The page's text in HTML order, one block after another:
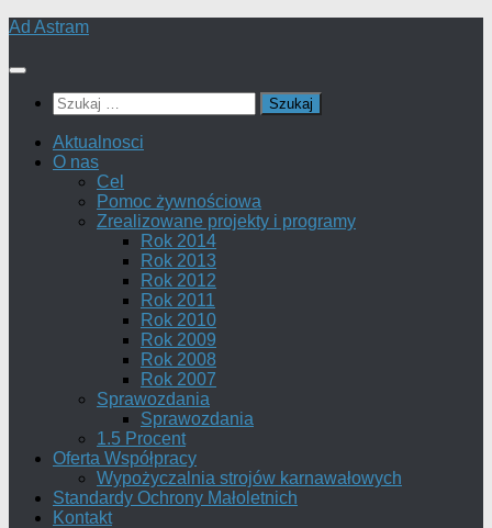
Skip
content
Ad Astram
Szukaj:
Aktualnosci
O nas
Cel
Pomoc żywnościowa
Zrealizowane projekty i programy
Rok 2014
Rok 2013
Rok 2012
Rok 2011
Rok 2010
Rok 2009
Rok 2008
Rok 2007
Sprawozdania
Sprawozdania
1.5 Procent
Oferta Współpracy
Wypożyczalnia strojów karnawałowych
Standardy Ochrony Małoletnich
Kontakt